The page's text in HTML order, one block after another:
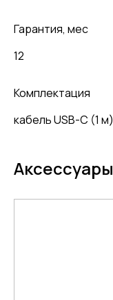
Гарантия, мес
12
Комплектация
кабель USB-С (1 м)
Аксессуары